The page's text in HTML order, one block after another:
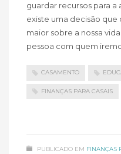
guardar recursos para
existe uma decisão
maior sobre a nossa
pessoa com quem
CASAMENTO
FINANÇAS PARA CASAIS
PUBLICADO EM FINANÇAS